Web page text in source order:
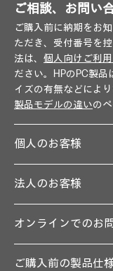
ご相談、お問い
ご購入前に納期をお
ただき、受付番号を
法は、 個人向けご利
ださい。HPのPC製
イズの有無などによ
製品モデルの違いの
個人のお客様
法人のお客様
オンラインでのお
ご購入前の製品仕